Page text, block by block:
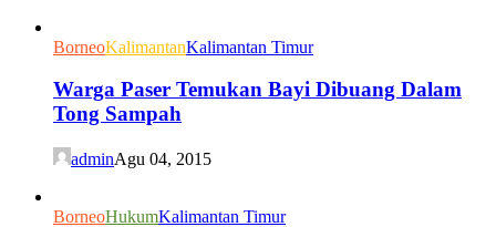
BorneoKalimantanKalimantan Timur
Warga Paser Temukan Bayi Dibuang Dalam
Tong Sampah
adminAgu 04, 2015
BorneoHukumKalimantan Timur